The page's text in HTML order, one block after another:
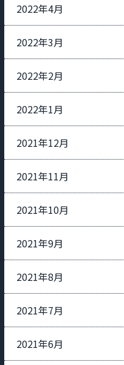
2022年4月
2022年3月
2022年2月
2022年1月
2021年12月
2021年11月
2021年10月
2021年9月
2021年8月
2021年7月
2021年6月